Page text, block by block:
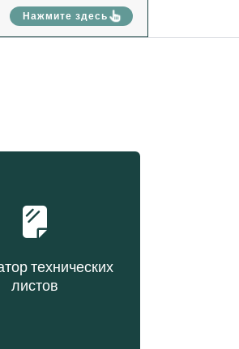
Нажмите здесь
технических
листов